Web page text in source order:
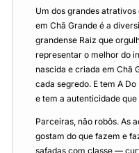
Um dos grandes
em Chã Grande é a
grandense Raiz que
representar o melhor do
nascida e criada em Chã
cada segredo. E tem A
e tem a autenticidade
Parceiras, não robôs. As
gostam do que fazem e
safadas com classe —